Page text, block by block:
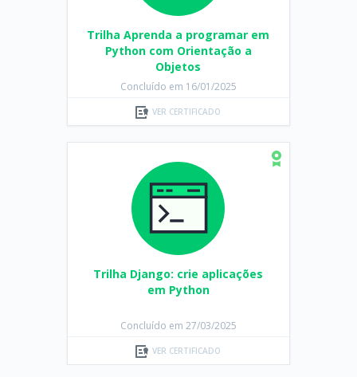
Trilha Aprenda a programar em
Python com Orientação a
Objetos
Concluído em 16/01/2025
VER CERTIFICADO
Trilha Django: crie aplicações
em Python
Concluído em 27/03/2025
VER CERTIFICADO